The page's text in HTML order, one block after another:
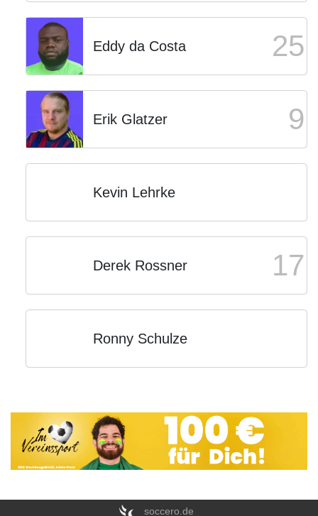
Eddy da Costa 25
Erik Glatzer 9
Kevin Lehrke
Derek Rossner 17
Ronny Schulze
soccero.de